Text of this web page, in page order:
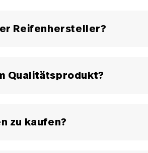
Reifenhersteller?
unter extremen Bedingungen
und Performance bei
Qualitätsprodukt?
bestehen, bevor er in die
zu kaufen?